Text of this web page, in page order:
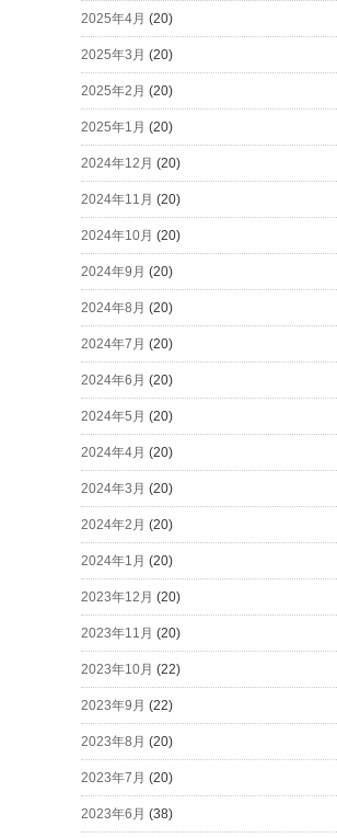
2025年4月 (20)
2025年3月 (20)
2025年2月 (20)
2025年1月 (20)
2024年12月 (20)
2024年11月 (20)
2024年10月 (20)
2024年9月 (20)
2024年8月 (20)
2024年7月 (20)
2024年6月 (20)
2024年5月 (20)
2024年4月 (20)
2024年3月 (20)
2024年2月 (20)
2024年1月 (20)
2023年12月 (20)
2023年11月 (20)
2023年10月 (22)
2023年9月 (22)
2023年8月 (20)
2023年7月 (20)
2023年6月 (38)